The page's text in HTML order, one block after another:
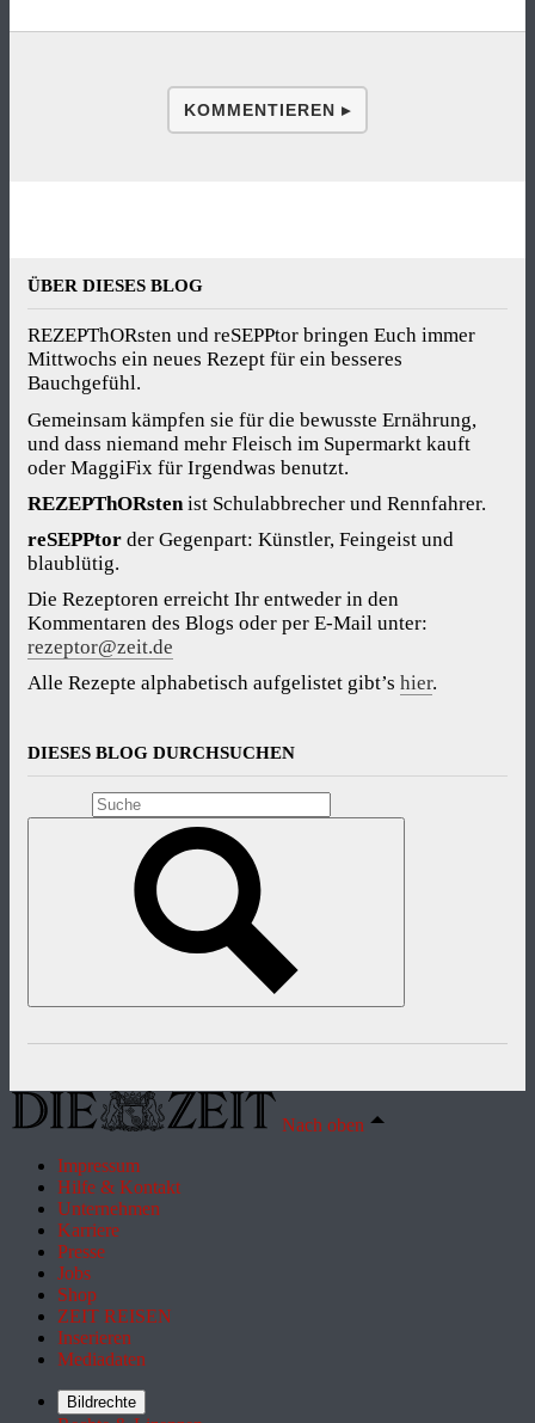
KOMMENTIEREN ▸
ÜBER DIESES BLOG
REZEPThORsten und reSEPPtor bringen Euch immer
Mittwochs ein neues Rezept für ein besseres
Bauchgefühl.
Gemeinsam kämpfen sie für die bewusste Ernährung,
und dass niemand mehr Fleisch im Supermarkt kauft
oder MaggiFix für Irgendwas benutzt.
REZEPThORsten ist Schulabbrecher und Rennfahrer.
reSEPPtor der Gegenpart: Künstler, Feingeist und
blaublütig.
Die Rezeptoren erreicht Ihr entweder in den
Kommentaren des Blogs oder per E-Mail unter:
rezeptor@zeit.de
Alle Rezepte alphabetisch aufgelistet gibt’s hier.
DIESES BLOG DURCHSUCHEN
Nach oben
Impressum
Hilfe & Kontakt
Unternehmen
Karriere
Presse
Jobs
Shop
ZEIT REISEN
Inserieren
Mediadaten
Bildrechte